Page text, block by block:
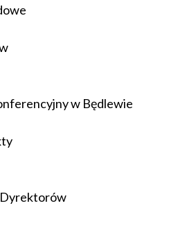
w Będlewie
Dyrektorów